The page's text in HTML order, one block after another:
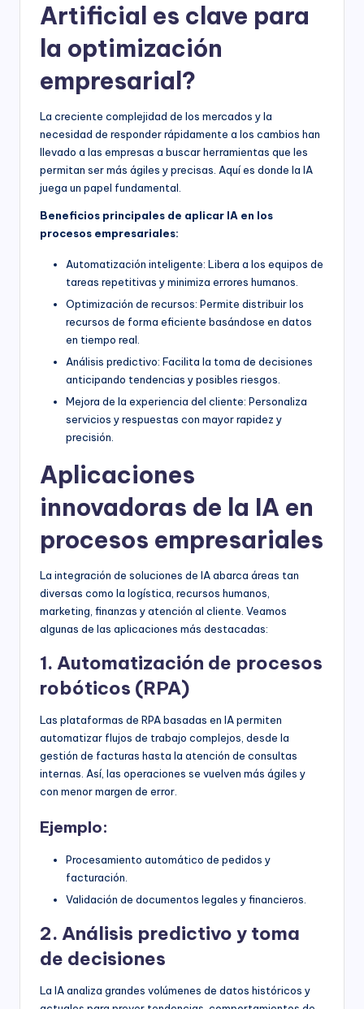
Artificial es clave para
la optimización
empresarial?
La creciente complejidad de los mercados y la
necesidad de responder rápidamente a los cambios han
llevado a las empresas a buscar herramientas que les
permitan ser más ágiles y precisas. Aquí es donde la IA
juega un papel fundamental.
Beneficios principales de aplicar IA en los
procesos empresariales:
Automatización inteligente: Libera a los equipos de
tareas repetitivas y minimiza errores humanos.
Optimización de recursos: Permite distribuir los
recursos de forma eficiente basándose en datos
en tiempo real.
Análisis predictivo: Facilita la toma de decisiones
anticipando tendencias y posibles riesgos.
Mejora de la experiencia del cliente: Personaliza
servicios y respuestas con mayor rapidez y
precisión.
Aplicaciones
innovadoras de la IA en
procesos empresariales
La integración de soluciones de IA abarca áreas tan
diversas como la logística, recursos humanos,
marketing, finanzas y atención al cliente. Veamos
algunas de las aplicaciones más destacadas:
1. Automatización de procesos
robóticos (RPA)
Las plataformas de RPA basadas en IA permiten
automatizar flujos de trabajo complejos, desde la
gestión de facturas hasta la atención de consultas
internas. Así, las operaciones se vuelven más ágiles y
con menor margen de error.
Ejemplo:
Procesamiento automático de pedidos y
facturación.
Validación de documentos legales y financieros.
2. Análisis predictivo y toma
de decisiones
La IA analiza grandes volúmenes de datos históricos y